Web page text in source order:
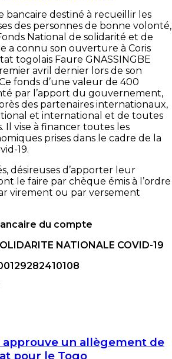
bancaire destiné à recueillir les
des personnes de bonne volonté,
National de solidarité et de
a connu son ouverture à Coris
togolais Faure GNASSINGBE
avril dernier lors de son
fonds d’une valeur de 400
par l’apport du gouvernement,
des partenaires internationaux,
et international et de toutes
Il vise à financer toutes les
prises dans le cadre de la
19.
désireuses d’apporter leur
le faire par chèque émis à l’ordre
virement ou par versement
du compte
NATIONALE COVID-19
approuve un allègement de
pour le Togo